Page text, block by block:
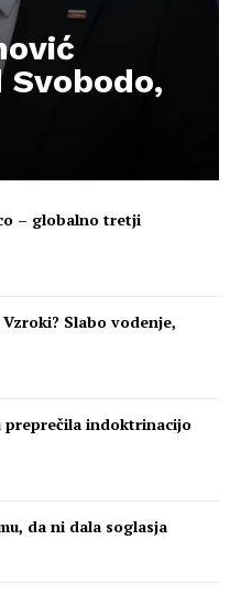
– globalno tretji
Slabo vodenje,
preprečila indoktrinacijo
da ni dala soglasja